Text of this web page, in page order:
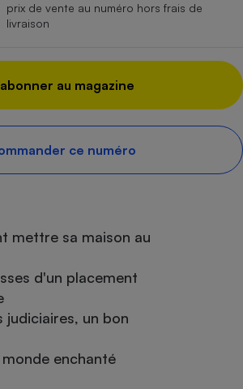
prix de vente au numéro hors frais de
livraison
au magazine
ce numéro
mettre sa maison au
d'un placement
judiciaires, un bon
monde enchanté